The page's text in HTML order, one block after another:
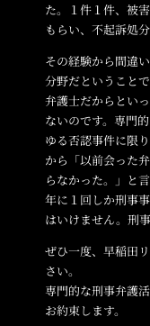
た。１件１件、被
もらい、不起訴処
その経験から間違
分野だということで
弁護士だからとい
ないのです。専門
ゆる否認事件に限
から「以前会った
らなかった。」と
年に１回しか刑事
はいけません。刑
ぜひ一度、早稲田
さい。
専門的な刑事弁護
お約束します。